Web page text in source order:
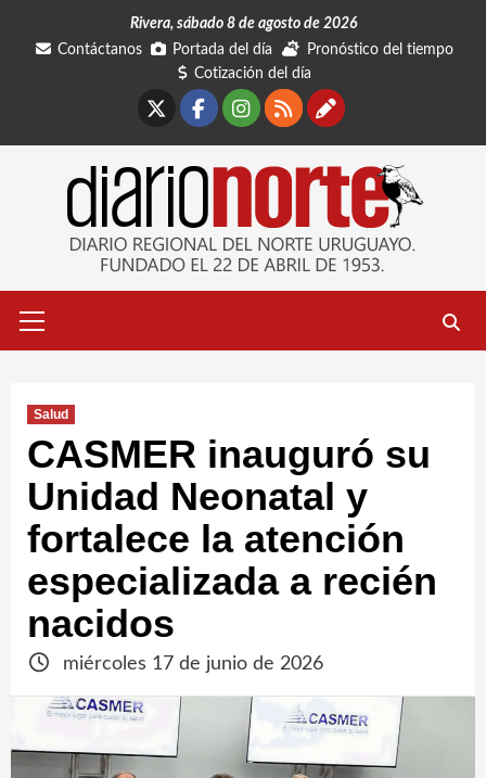
Rivera, sábado 8 de agosto de 2026
Contáctanos
Portada del día
Pronóstico del tiempo
Cotización del día
Facebook
Instagram
RSSContáctanos
primario
Salud
CASMER inauguró su
Unidad Neonatal y
fortalece la atención
especializada a recién
nacidos
miércoles 17 de junio de 2026